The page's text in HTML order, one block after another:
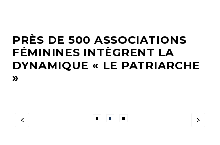
PRÈS DE 500 ASSOCIATIONS
FÉMININES INTÈGRENT LA
DYNAMIQUE « LE PATRIARCHE
»